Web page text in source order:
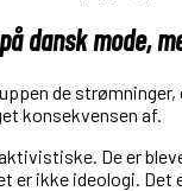
dansk mode,
de
konsekvensen af.
De er
er ikke ideologi.